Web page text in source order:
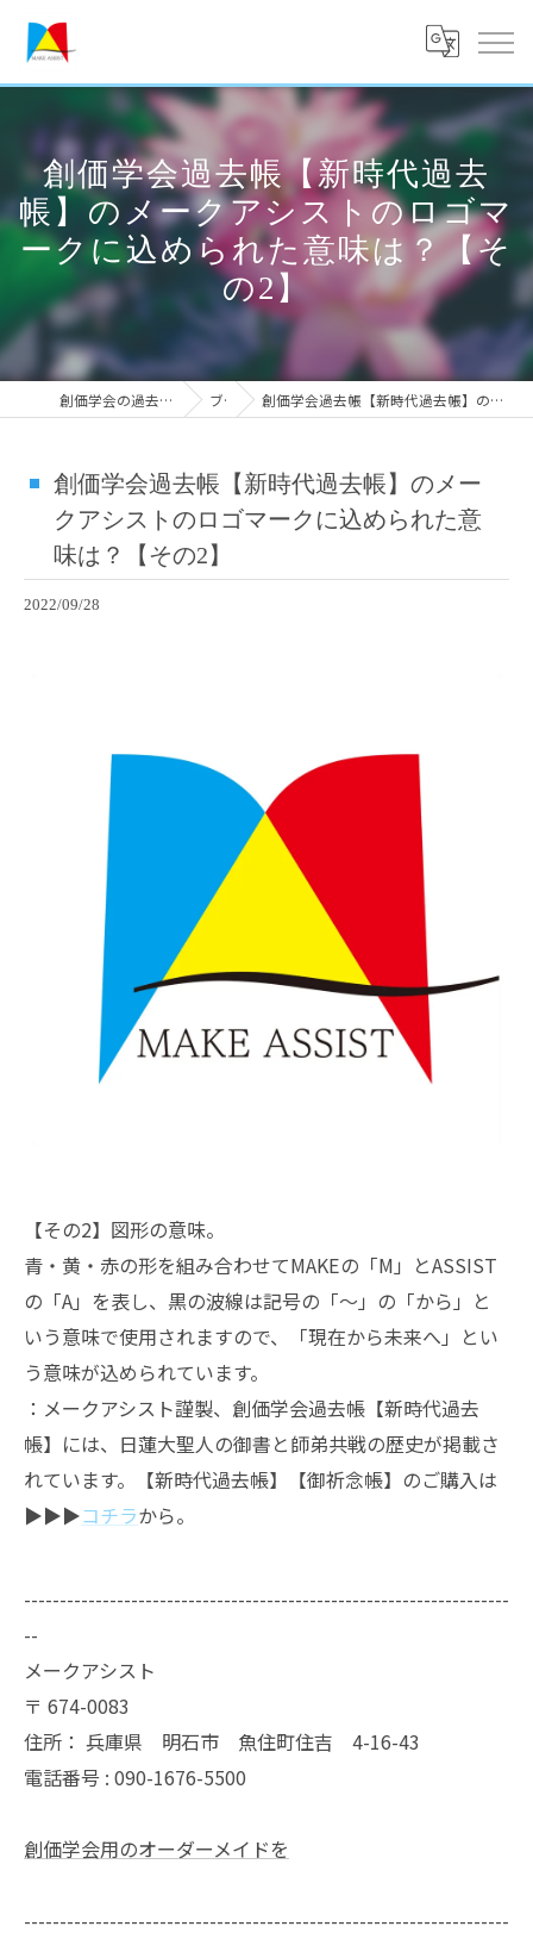
創価学会過去帳【新時代過去
帳】のメークアシストのロゴマ
ークに込められた意味は？【そ
の2】
創価学会の過去帳なら実績のメークアシスト ブログ 創価学会過去帳【新時代過去帳】のメークアシストのロゴマークに込められた意味は？【その2】
創価学会過去帳【新時代過去帳】のメー
クアシストのロゴマークに込められた意
味は？【その2】
2022/09/28
【その2】図形の意味。
青・黄・赤の形を組み合わせてMAKEの「M」とASSIST
の「A」を表し、黒の波線は記号の「～」の「から」と
いう意味で使用されますので、「現在から未来へ」とい
う意味が込められています。
：メークアシスト謹製、創価学会過去帳【新時代過去
帳】には、日蓮大聖人の御書と師弟共戦の歴史が掲載さ
れています。【新時代過去帳】【御祈念帳】のご購入は
▶︎▶︎▶︎コチラから。
--------------------------------------------------------------------
--
メークアシスト
〒 674-0083
住所： 兵庫県 明石市 魚住町住吉 4-16-43
電話番号 : 090-1676-5500
創価学会用のオーダーメイドを
--------------------------------------------------------------------